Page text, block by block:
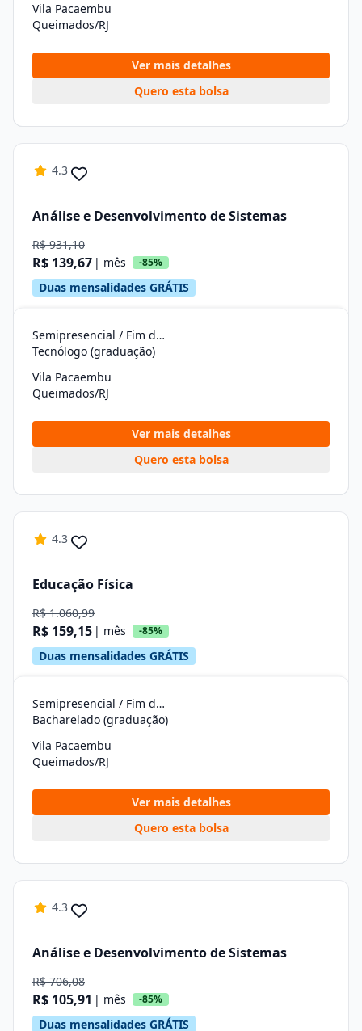
Vila Pacaembu
Queimados/RJ
Ver mais detalhes
Quero esta bolsa
4.3
Análise e Desenvolvimento de Sistemas
R$ 931,10
R$ 139,67 | mês -85%
Duas mensalidades GRÁTIS
Semipresencial / Fim de Semana
Tecnólogo (graduação)
Vila Pacaembu
Queimados/RJ
Ver mais detalhes
Quero esta bolsa
4.3
Educação Física
R$ 1.060,99
R$ 159,15 | mês -85%
Duas mensalidades GRÁTIS
Semipresencial / Fim de Semana
Bacharelado (graduação)
Vila Pacaembu
Queimados/RJ
Ver mais detalhes
Quero esta bolsa
4.3
Análise e Desenvolvimento de Sistemas
R$ 706,08
R$ 105,91 | mês -85%
Duas mensalidades GRÁTIS